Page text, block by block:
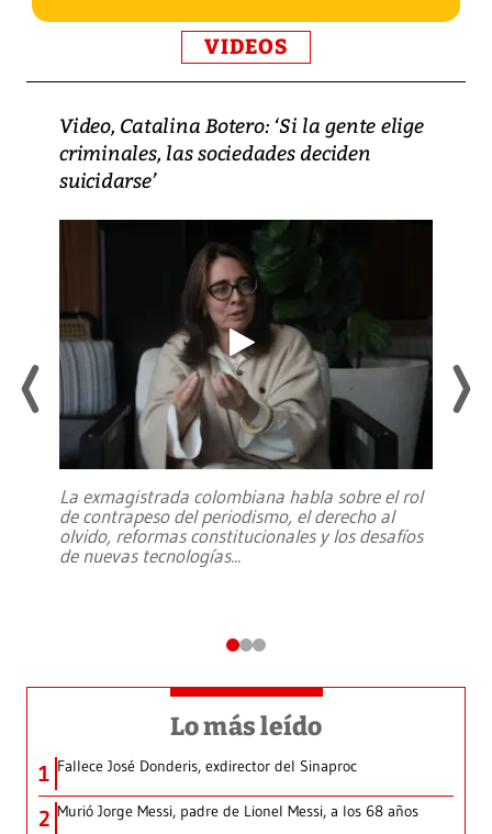
VIDEOS
Video, Catalina Botero: ‘Si la gente elige
criminales, las sociedades deciden
suicidarse’
La exmagistrada colombiana habla sobre el rol
de contrapeso del periodismo, el derecho al
olvido, reformas constitucionales y los desafíos
de nuevas tecnologías...
Lo más leído
1 Fallece José Donderis, exdirector del Sinaproc
2 Murió Jorge Messi, padre de Lionel Messi, a los 68 años